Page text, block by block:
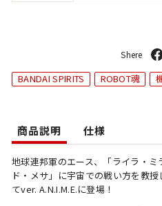
BANDAI SPIRITS ROBOT魂
商品説明 仕様
地球連邦軍のエース、「ライラ・
ド・メサ」に宇宙での戦い方を教
てver. A.N.I.M.E.に登場！